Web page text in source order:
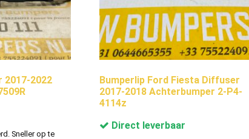
2017-2022
Sneller op te
Bumperlip Ford Fiesta Diffuser
2017-2018 Achterbumper 2-P4-
4114z
Direct leverbaar